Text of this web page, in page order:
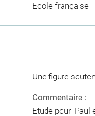
Ecole française
Une figure
Commentaire :
Etude pour 'Paul